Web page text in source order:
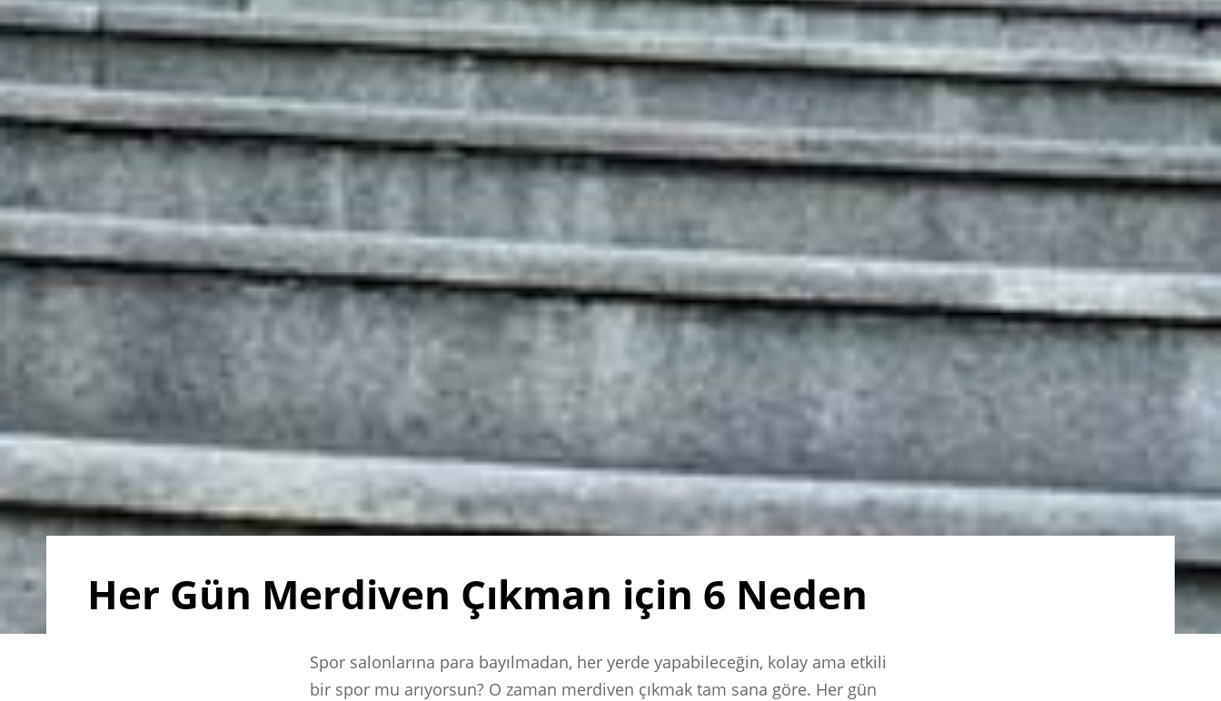
Her Gün Merdiven Çıkman için 6 Neden
Spor salonlarına para bayılmadan, her yerde yapabileceğin, kolay ama etkili
bir spor mu arıyorsun? O zaman merdiven çıkmak tam sana göre. Her gün